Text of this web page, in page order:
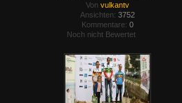
Von vulkantv
Ansichten: 3752
Kommentare: 0
Noch nicht Bewertet